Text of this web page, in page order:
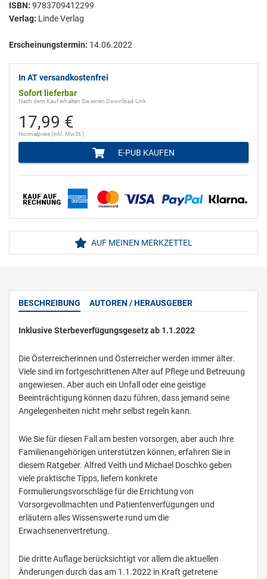
ISBN: 9783709412299
Verlag: Linde Verlag
Erscheinungstermin: 14.06.2022
In AT versandkostenfrei
Sofort lieferbar
Nach dem Kauf erhalten Sie einen Download-Link
17,99 €
Normalpreis (inkl. MwSt.)
E-PUB KAUFEN
AUF MEINEN MERKZETTEL
BESCHREIBUNG AUTOREN / HERAUSGEBER
Inklusive Sterbeverfügungsgesetz ab 1.1.2022
Die Österreicherinnen und Österreicher werden immer älter.
Viele sind im fortgeschrittenen Alter auf Pflege und Betreuung
angewiesen. Aber auch ein Unfall oder eine geistige
Beeinträchtigung können dazu führen, dass jemand seine
Angelegenheiten nicht mehr selbst regeln kann.
Wie Sie für diesen Fall am besten vorsorgen, aber auch Ihre
Familienangehörigen unterstützen können, erfahren Sie in
diesem Ratgeber. Alfred Veith und Michael Doschko geben
viele praktische Tipps, liefern konkrete
Formulierungsvorschläge für die Errichtung von
Vorsorgevollmachten und Patientenverfügungen und
erläutern alles Wissenswerte rund um die
Erwachsenenvertretung.
Die dritte Auflage berücksichtigt vor allem die aktuellen
Änderungen durch das am 1.1.2022 in Kraft getretene